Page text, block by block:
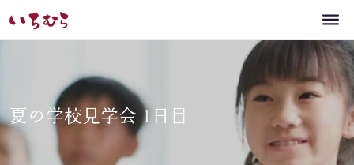
夏の学校見学会 1日目